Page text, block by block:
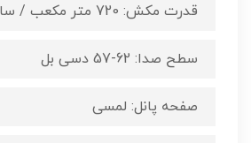
قدرت مکش: 720 متر مکعب / ساعت
سطح صدا: 62-57 دسی بل
صفحه پانل: لمسی